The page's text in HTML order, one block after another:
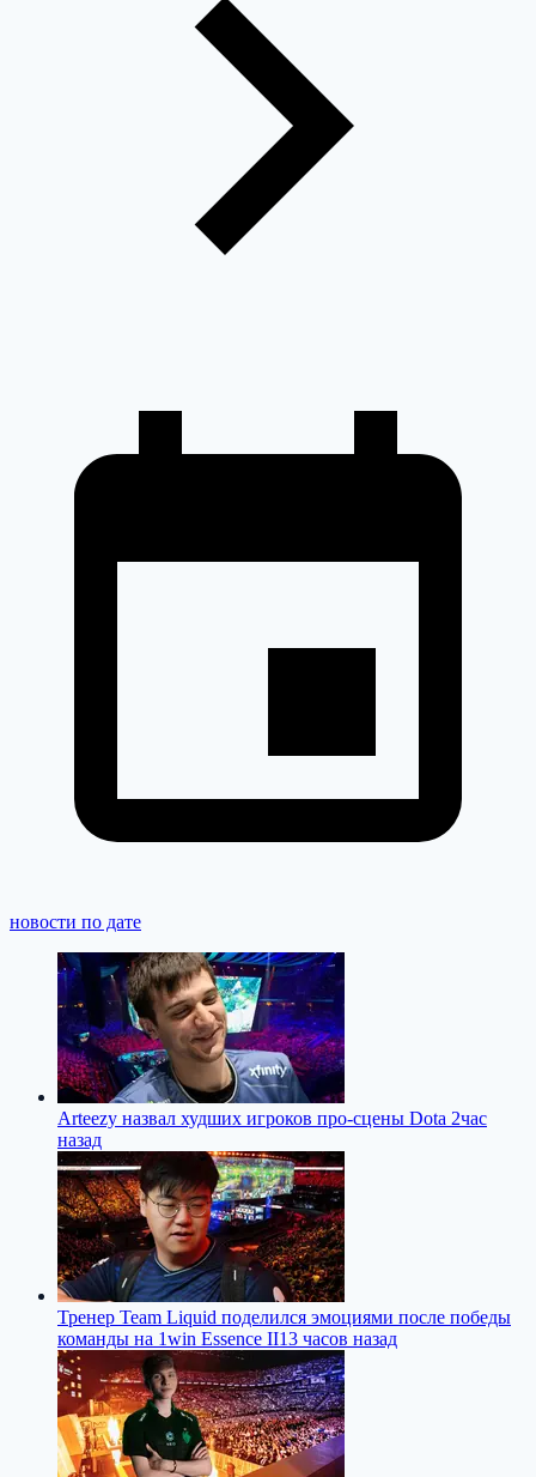
новости по дате
Arteezy назвал худших игроков про-сцены Dota 2час
назад
Тренер Team Liquid поделился эмоциями после победы
команды на 1win Essence II13 часов назад